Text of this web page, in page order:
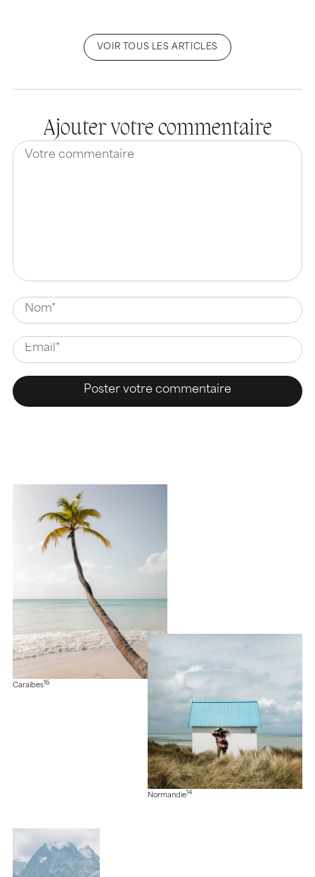
VOIR TOUS LES ARTICLES
Ajouter votre commentaire
Caraïbes16
Normandie14